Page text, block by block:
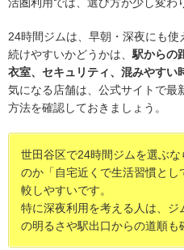
24時間ジムは、早朝・深夜にも
続けやすいかどうかは、 駅からの
衣室、セキュリティ、混みやすい
気になる店舗は、公式サイトで最
方法を確認しておきましょう。
世田谷区で24時間ジムを選ぶな
のか「自宅近くで生活習慣と
較しやすいです。
特に深夜利用を考える人は、ジ
の明るさや駅出口からの道順も